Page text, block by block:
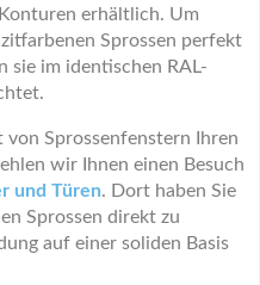
erhältlich. Um
Sprossen perfekt
sie im identischen RAL-
Sprossenfenstern Ihren
wir Ihnen einen Besuch
und Türen. Dort haben Sie
Sprossen direkt zu
auf einer soliden Basis